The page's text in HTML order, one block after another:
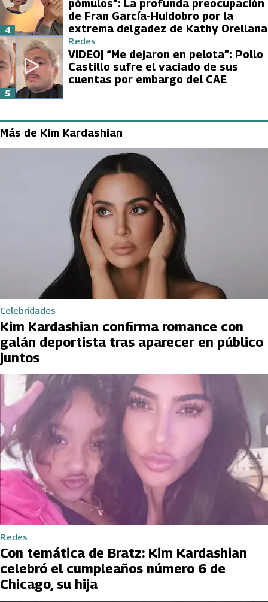
pómulos”: La profunda preocupación
de Fran García-Huidobro por la
extrema delgadez de Kathy Orellana
4
Redes
VIDEO| “Me dejaron en pelota”: Pollo
Castillo sufre el vaciado de sus
cuentas por embargo del CAE
5
Más de Kim Kardashian
Celebridades
Kim Kardashian confirma romance con
galán deportista tras aparecer en público
juntos
Redes
Con temática de Bratz: Kim Kardashian
celebró el cumpleaños número 6 de
Chicago, su hija